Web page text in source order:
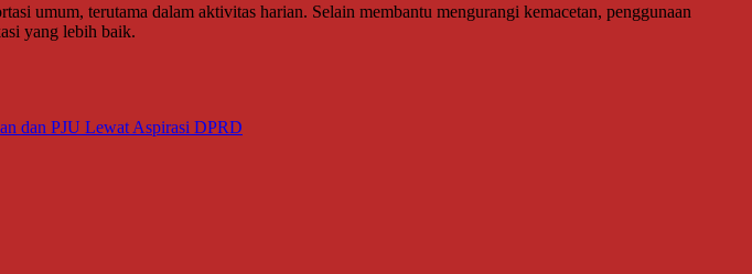
umum, terutama dalam aktivitas harian. Selain membantu mengurangi kemacetan, penggunaan
yang lebih baik.
dan PJU Lewat Aspirasi DPRD